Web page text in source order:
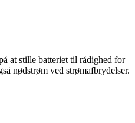
at stille batteriet til rådighed for
nødstrøm ved strømafbrydelser.